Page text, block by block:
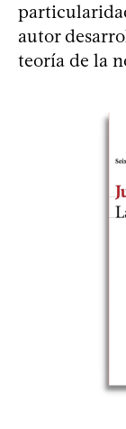
autor
teoría de la